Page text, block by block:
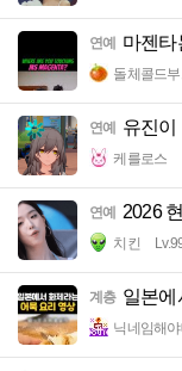
연예 마젠타
돌체콜드
연예 유진이
케를로스
연예 2026
치킨
계층 일본에
닉네임해